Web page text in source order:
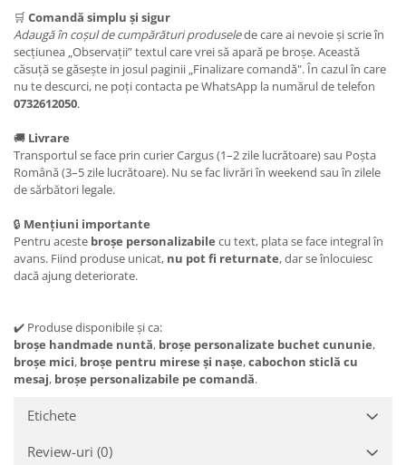
🛒 Comandă simplu și sigur
Adaugă în coșul de cumpărături produselede care ai nevoie și scrie în
secțiunea „Observații” textul care vrei să apară pe broșe. Această
căsuță se găsește in josul paginii „Finalizare comandă". În cazul în care
nu te descurci, ne poți contacta pe WhatsApp la numărul de telefon
0732612050.
🚚 Livrare
Transportul se face prin curier Cargus (1–2 zile lucrătoare) sau Poșta
Română (3–5 zile lucrătoare). Nu se fac livrări în weekend sau în zilele
de sărbători legale.
🔒 Mențiuni importante
Pentru aceste broșe personalizabile cu text, plata se face integral în
avans. Fiind produse unicat, nu pot fi returnate, dar se înlocuiesc
dacă ajung deteriorate.
✔️ Produse disponibile și ca:
broșe handmade nuntă, broșe personalizate buchet cununie,
broșe mici, broșe pentru mirese și nașe,cabochon sticlă cu
mesaj, broșe personalizabile pe comandă.
Etichete
Review-uri (0)